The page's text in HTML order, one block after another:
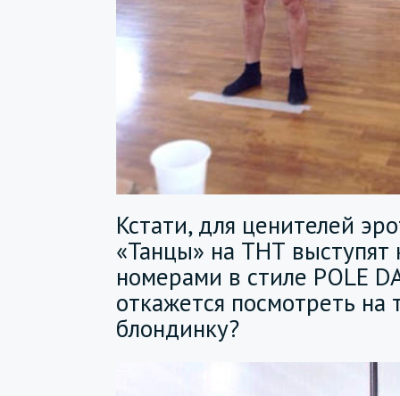
Кстати, для ценителей
«Танцы» на ТНТ выступят
номерами в стиле POLE
откажется посмотреть на
блондинку?